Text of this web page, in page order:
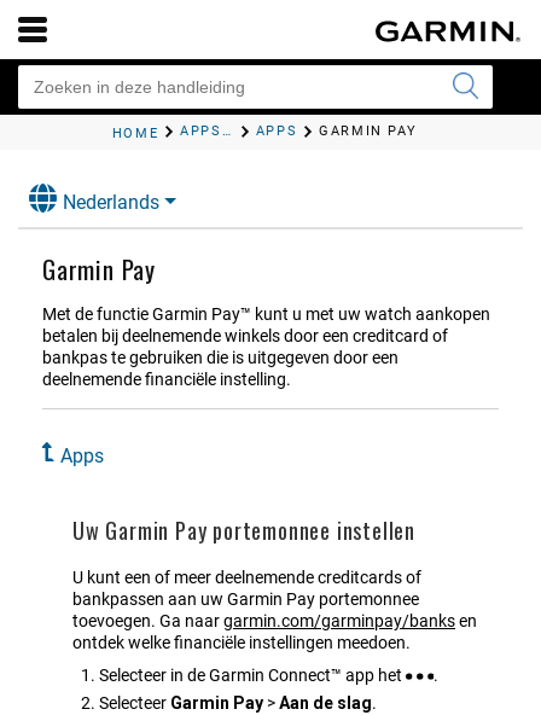
HOME APPS EN ACTIVITEITEN APPS GARMIN PAY
Nederlands
Garmin Pay
Met de functie Garmin Pay™ kunt u met uw watch aankopen
betalen bij deelnemende winkels door een creditcard of
bankpas te gebruiken die is uitgegeven door een
deelnemende financiële instelling.
Apps
Uw Garmin Pay portemonnee instellen
U kunt een of meer deelnemende creditcards of
bankpassen aan uw Garmin Pay portemonnee
toevoegen. Ga naargarmin.com/garminpay/banksen
ontdek welke financiële instellingen meedoen.
Selecteer in deGarmin Connect™ app het
.
Selecteer Garmin Pay >Aan de slag.